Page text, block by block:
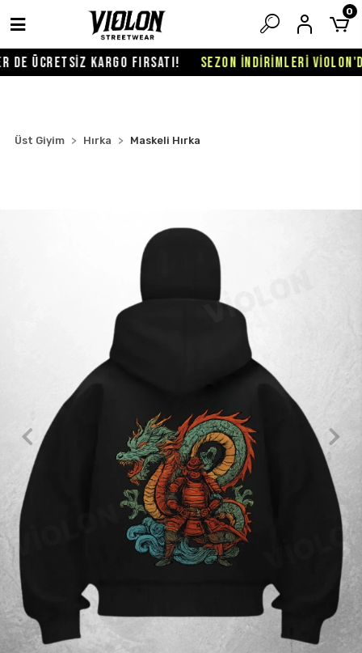
ÜCRETSİZ KARGO FIRSATI! SEZON İNDİRİMLERİ
0
Üst Giyim Hırka Maskeli Hırka